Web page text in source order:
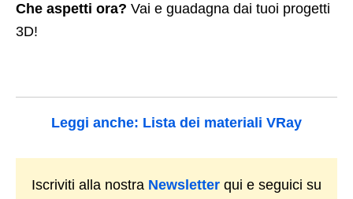
Che aspetti ora? Vai e guadagna dai tuoi progetti
3D!
Leggi anche: Lista dei materiali VRay
Iscriviti alla nostra Newsletter qui e seguici su